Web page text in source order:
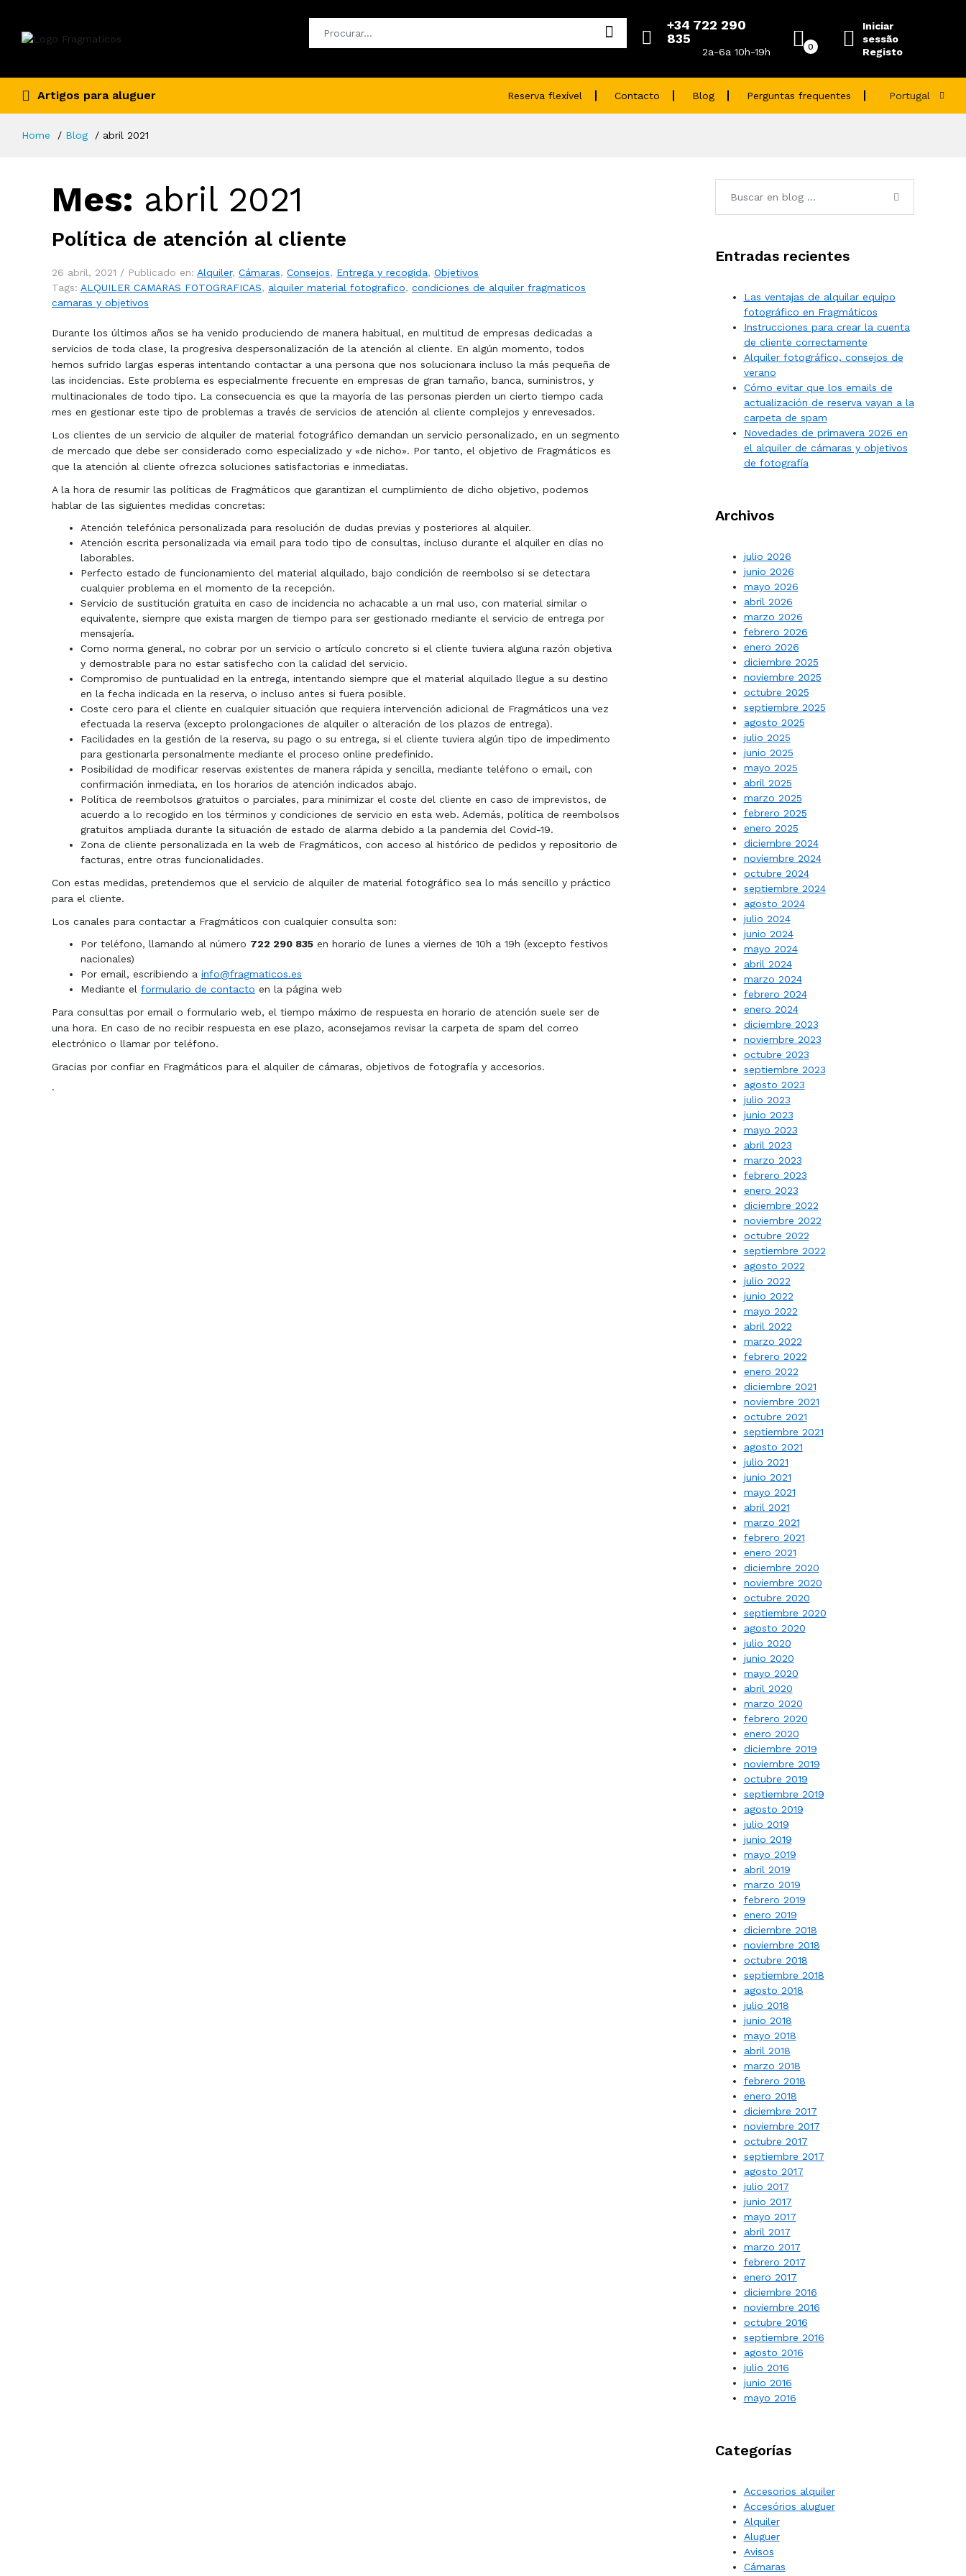
+34 722 290
835
2a-6a 10h-19h 0
Iniciar
sessão
Registo
Artigos para aluguer Reserva flexível Contacto Blog Perguntas frequentes Portugal
Home Blog abril 2021
Mes: abril 2021
Política de atención al cliente
26 abril, 2021 / Publicado en: Alquiler, Cámaras, Consejos, Entrega y recogida, Objetivos
Tags: ALQUILER CAMARAS FOTOGRAFICAS, alquiler material fotografico, condiciones de alquiler fragmaticos
camaras y objetivos
Durante los últimos años se ha venido produciendo de manera habitual, en multitud de empresas dedicadas a
servicios de toda clase, la progresiva despersonalización de la atención al cliente. En algún momento, todos
hemos sufrido largas esperas intentando contactar a una persona que nos solucionara incluso la más pequeña de
las incidencias. Este problema es especialmente frecuente en empresas de gran tamaño, banca, suministros, y
multinacionales de todo tipo. La consecuencia es que la mayoría de las personas pierden un cierto tiempo cada
mes en gestionar este tipo de problemas a través de servicios de atención al cliente complejos y enrevesados.
Los clientes de un servicio de alquiler de material fotográfico demandan un servicio personalizado, en un segmento
de mercado que debe ser considerado como especializado y «de nicho». Por tanto, el objetivo de Fragmáticos es
que la atención al cliente ofrezca soluciones satisfactorias e inmediatas.
A la hora de resumir las políticas de Fragmáticos que garantizan el cumplimiento de dicho objetivo, podemos
hablar de las siguientes medidas concretas:
Atención telefónica personalizada para resolución de dudas previas y posteriores al alquiler.
Atención escrita personalizada via email para todo tipo de consultas, incluso durante el alquiler en días no
laborables.
Perfecto estado de funcionamiento del material alquilado, bajo condición de reembolso si se detectara
cualquier problema en el momento de la recepción.
Servicio de sustitución gratuita en caso de incidencia no achacable a un mal uso, con material similar o
equivalente, siempre que exista margen de tiempo para ser gestionado mediante el servicio de entrega por
mensajería.
Como norma general, no cobrar por un servicio o artículo concreto si el cliente tuviera alguna razón objetiva
y demostrable para no estar satisfecho con la calidad del servicio.
Compromiso de puntualidad en la entrega, intentando siempre que el material alquilado llegue a su destino
en la fecha indicada en la reserva, o incluso antes si fuera posible.
Coste cero para el cliente en cualquier situación que requiera intervención adicional de Fragmáticos una vez
efectuada la reserva (excepto prolongaciones de alquiler o alteración de los plazos de entrega).
Facilidades en la gestión de la reserva, su pago o su entrega, si el cliente tuviera algún tipo de impedimento
para gestionarla personalmente mediante el proceso online predefinido.
Posibilidad de modificar reservas existentes de manera rápida y sencilla, mediante teléfono o email, con
confirmación inmediata, en los horarios de atención indicados abajo.
Política de reembolsos gratuitos o parciales, para minimizar el coste del cliente en caso de imprevistos, de
acuerdo a lo recogido en los términos y condiciones de servicio en esta web. Además, política de reembolsos
gratuitos ampliada durante la situación de estado de alarma debido a la pandemia del Covid-19.
Zona de cliente personalizada en la web de Fragmáticos, con acceso al histórico de pedidos y repositorio de
facturas, entre otras funcionalidades.
Con estas medidas, pretendemos que el servicio de alquiler de material fotográfico sea lo más sencillo y práctico
para el cliente.
Los canales para contactar a Fragmáticos con cualquier consulta son:
Por teléfono, llamando al número 722 290 835 en horario de lunes a viernes de 10h a 19h (excepto festivos
nacionales)
Por email, escribiendo a info@fragmaticos.es
Mediante el formulario de contacto en la página web
Para consultas por email o formulario web, el tiempo máximo de respuesta en horario de atención suele ser de
una hora. En caso de no recibir respuesta en ese plazo, aconsejamos revisar la carpeta de spam del correo
electrónico o llamar por teléfono.
Gracias por confiar en Fragmáticos para el alquiler de cámaras, objetivos de fotografía y accesorios.
·
Entradas recientes
Las ventajas de alquilar equipo
fotográfico en Fragmáticos
Instrucciones para crear la cuenta
de cliente correctamente
Alquiler fotográfico, consejos de
verano
Cómo evitar que los emails de
actualización de reserva vayan a la
carpeta de spam
Novedades de primavera 2026 en
el alquiler de cámaras y objetivos
de fotografía
Archivos
julio 2026
junio 2026
mayo 2026
abril 2026
marzo 2026
febrero 2026
enero 2026
diciembre 2025
noviembre 2025
octubre 2025
septiembre 2025
agosto 2025
julio 2025
junio 2025
mayo 2025
abril 2025
marzo 2025
febrero 2025
enero 2025
diciembre 2024
noviembre 2024
octubre 2024
septiembre 2024
agosto 2024
julio 2024
junio 2024
mayo 2024
abril 2024
marzo 2024
febrero 2024
enero 2024
diciembre 2023
noviembre 2023
octubre 2023
septiembre 2023
agosto 2023
julio 2023
junio 2023
mayo 2023
abril 2023
marzo 2023
febrero 2023
enero 2023
diciembre 2022
noviembre 2022
octubre 2022
septiembre 2022
agosto 2022
julio 2022
junio 2022
mayo 2022
abril 2022
marzo 2022
febrero 2022
enero 2022
diciembre 2021
noviembre 2021
octubre 2021
septiembre 2021
agosto 2021
julio 2021
junio 2021
mayo 2021
abril 2021
marzo 2021
febrero 2021
enero 2021
diciembre 2020
noviembre 2020
octubre 2020
septiembre 2020
agosto 2020
julio 2020
junio 2020
mayo 2020
abril 2020
marzo 2020
febrero 2020
enero 2020
diciembre 2019
noviembre 2019
octubre 2019
septiembre 2019
agosto 2019
julio 2019
junio 2019
mayo 2019
abril 2019
marzo 2019
febrero 2019
enero 2019
diciembre 2018
noviembre 2018
octubre 2018
septiembre 2018
agosto 2018
julio 2018
junio 2018
mayo 2018
abril 2018
marzo 2018
febrero 2018
enero 2018
diciembre 2017
noviembre 2017
octubre 2017
septiembre 2017
agosto 2017
julio 2017
junio 2017
mayo 2017
abril 2017
marzo 2017
febrero 2017
enero 2017
diciembre 2016
noviembre 2016
octubre 2016
septiembre 2016
agosto 2016
julio 2016
junio 2016
mayo 2016
Categorías
Accesorios alquiler
Accesórios aluguer
Alquiler
Aluguer
Avisos
Cámaras